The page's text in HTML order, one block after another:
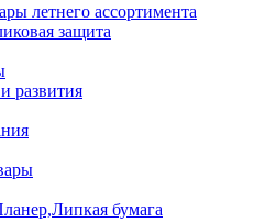
летнего ассортимента
защита
развития
бумага